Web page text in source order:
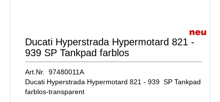
Ducati Hyperstrada Hypermotard 821 -
939 SP Tankpad farblos
Art.Nr. 97480011A
Ducati Hyperstrada Hypermotard 821 - 939 SP Tankpad
farblos-transparent